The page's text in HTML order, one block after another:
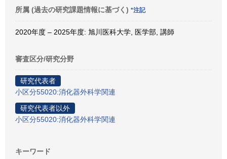
所属 (過去の研究課題情報に基づく) *注記
2020年度 – 2025年度: 旭川医科大学, 医学部, 講師
審査区分/研究分野
研究代表者
小区分55020:消化器外科学関連
研究代表者以外
小区分55020:消化器外科学関連
キーワード